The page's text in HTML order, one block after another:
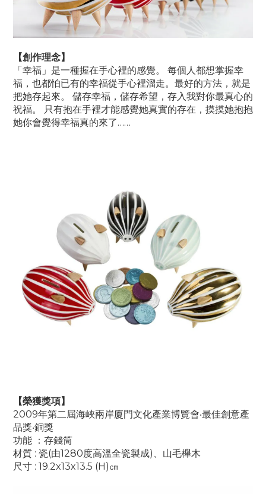
【創作理念】
「幸福」是一種握在手心裡的感覺。 每個人都想掌握幸
福，也都怕已有的幸福從手心裡溜走。最好的方法，就是
把她存起來。 儲存幸福，儲存希望，存入我對你最真心的
祝福。 只有抱在手裡才能感覺她真實的存在，摸摸她抱抱
她你會覺得幸福真的來了……
【榮獲獎項】
2009年第二屆海峽兩岸廈門文化產業博覽會‧最佳創意產
品獎‧銅獎
功能 ：存錢筒
材質 : 瓷(由1280度高溫全瓷製成)、山毛櫸木
尺寸 : 19.2x13x13.5 (H)㎝